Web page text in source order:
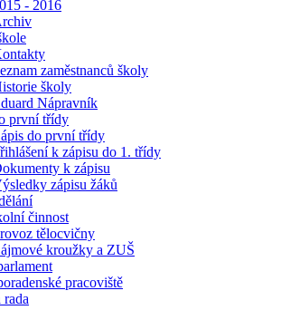
- 2016
zaměstnanců školy
školy
Nápravník
první třídy
do první třídy
k zápisu do 1. třídy
k zápisu
zápisu žáků
činnost
tělocvičny
kroužky a ZUŠ
pracoviště
rada